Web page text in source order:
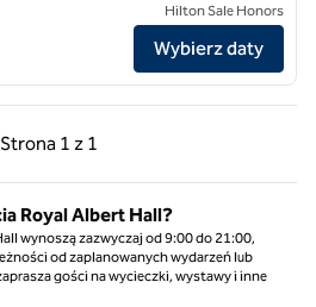
Trafalgar St. James London, Curio
Hilton Sale Honors
Wybierz daty
Strona 1 z 1
strona, 1 z 1
Strona 1 z 1
Royal Albert Hall?
wynoszą zazwyczaj od 9:00 do 21:00,
od zaplanowanych wydarzeń lub
gości na wycieczki, wystawy i inne